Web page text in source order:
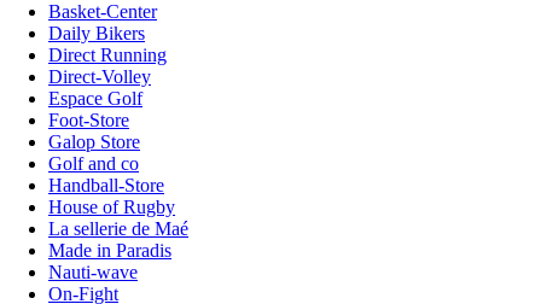
Basket-Center
Daily Bikers
Direct Running
Direct-Volley
Espace Golf
Foot-Store
Galop Store
Golf and co
Handball-Store
House of Rugby
La sellerie de Maé
Made in Paradis
Nauti-wave
On-Fight